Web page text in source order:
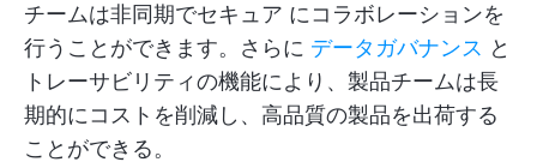
チームは非同期でセキュア にコラボレーションを
行うことができます。さらに データガバナンス と
トレーサビリティの機能により、製品チームは長
期的にコストを削減し、高品質の製品を出荷する
ことができる。